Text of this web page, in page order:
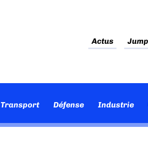
Actus
Transport Défense Industrie